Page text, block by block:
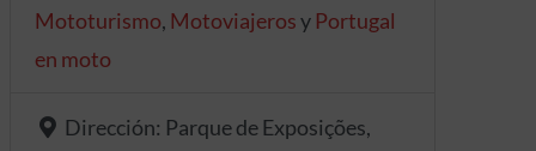
Mototurismo, Motoviajerosy Portugal
en moto
Dirección: Parque de Exposições,